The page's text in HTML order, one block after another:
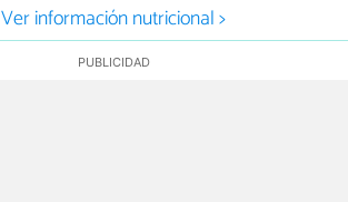
Ver información nutricional >